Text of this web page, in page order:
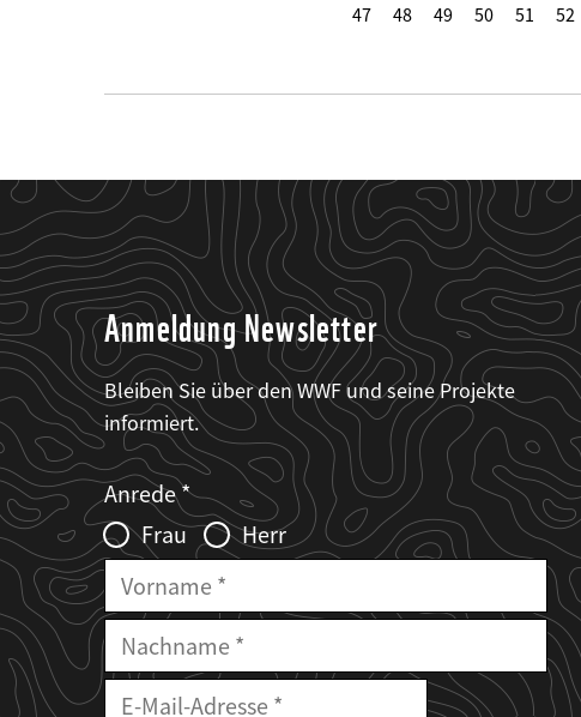
47
48 49 50 51 52
Anmeldung Newsletter
Bleiben Sie über den WWF und seine Projekte
informiert.
Web2Case
Infofelder
Fieldset
anrede_name
Anrede
Frau
Herr
Vorname
Nachname
E-
Mailadresse